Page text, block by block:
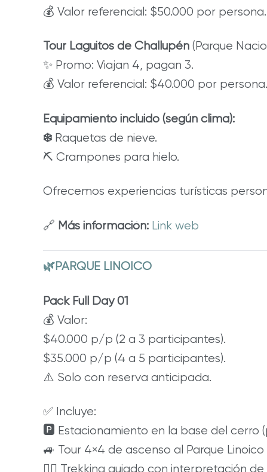
💰 Valor referencial: $50.000 por persona.
Tour Laguitos de Challupén (Parque
✨ Promo: Viajan 4, pagan 3.
💰 Valor referencial: $40.000 por persona.
Equipamiento incluido (según clima):
❄️ Raquetas de nieve.
⛏️ Crampones para hielo.
Ofrecemos experiencias turísticas
🔗 Más información: Link web
🌿PARQUE LINOICO
Pack Full Day 01
💰 Valor:
$40.000 p/p (2 a 3 participantes).
$35.000 p/p (4 a 5 participantes).
⚠️ Solo con reserva anticipada.
✅ Incluye:
🅿️ Estacionamiento en la base del cerro
🚙 Tour 4×4 de ascenso al Parque
🚶‍♂️ Trekking guiado con interpretación